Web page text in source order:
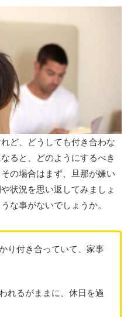
ど、どうしても付き合わな
ると、どのようにするべき
の場合はまず、旦那が嫌い
状況を思い返してみましょ
な事がないでしょうか。
り付き合っていて、家事
れるがままに、休日を過